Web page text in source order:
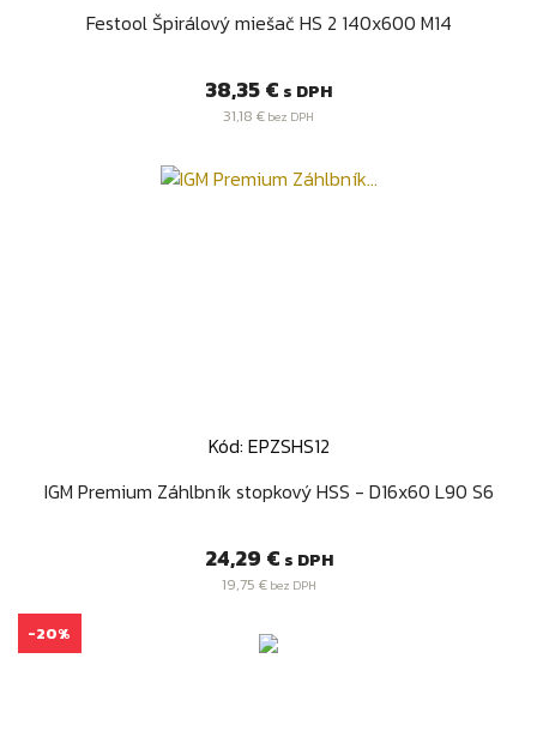
Festool Špirálový miešač HS 2 140x600 M14
Cena
38,35 € s DPH
31,18 € bez DPH
Kód: EPZSHS12
IGM Premium Záhlbník stopkový HSS - D16x60 L90 S6
Cena
24,29 € s DPH
19,75 €bez DPH
-20%